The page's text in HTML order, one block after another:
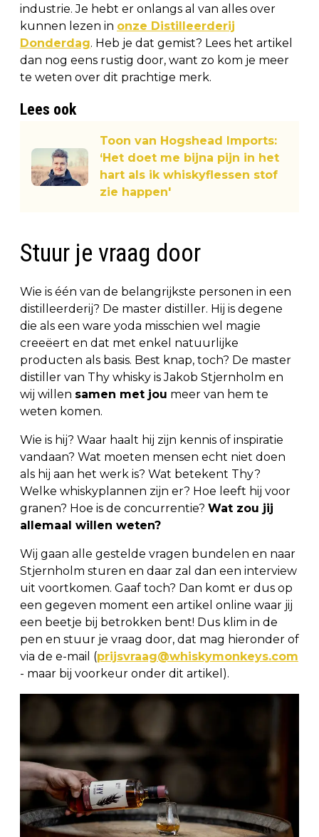
industrie. Je hebt er onlangs al van alles over
kunnen lezen in onze Distilleerderij
Donderdag. Heb je dat gemist? Lees het artikel
dan nog eens rustig door, want zo kom je meer
te weten over dit prachtige merk.
Lees ook
Toon van Hogshead Imports:
‘Het doet me bijna pijn in het
hart als ik whiskyflessen stof
zie happen'
Stuur je vraag door
Wie is één van de belangrijkste personen in een
distilleerderij? De master distiller. Hij is degene
die als een ware yoda misschien wel magie
creeëert en dat met enkel natuurlijke
producten als basis. Best knap, toch? De master
distiller van Thy whisky is Jakob Stjernholm en
wij willen samen met jou meer van hem te
weten komen.
Wie is hij? Waar haalt hij zijn kennis of inspiratie
vandaan? Wat moeten mensen echt niet doen
als hij aan het werk is? Wat betekent Thy?
Welke whiskyplannen zijn er? Hoe leeft hij voor
granen? Hoe is de concurrentie? Wat zou jij
allemaal willen weten?
Wij gaan alle gestelde vragen bundelen en naar
Stjernholm sturen en daar zal dan een interview
uit voortkomen. Gaaf toch? Dan komt er dus op
een gegeven moment een artikel online waar jij
een beetje bij betrokken bent! Dus klim in de
pen en stuur je vraag door, dat mag hieronder of
via de e-mail (prijsvraag@whiskymonkeys.com
- maar bij voorkeur onder dit artikel).